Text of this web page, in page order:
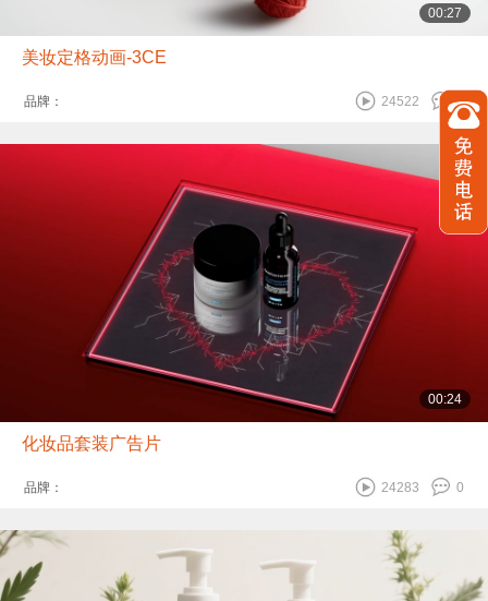
00:27
美妆定格动画-3CE
品牌： 0
24522
00:24
化妆品套装广告片
品牌： 0
24283